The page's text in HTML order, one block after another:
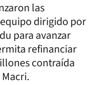
las
dirigido por
para avanzar
refinanciar
contraída